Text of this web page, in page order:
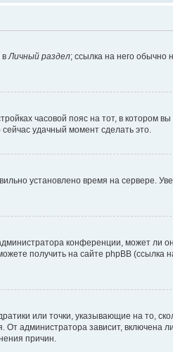
вЛичный раздел; ссылка на него обычно
часовой пояс на тот, в котором
удачный момент сделать это.
установлено время на сервере.
конференции, может ли
получить на сайте phpBB (ссылка
или точки, указывающие на то,
администратора зависит, включена
причин.